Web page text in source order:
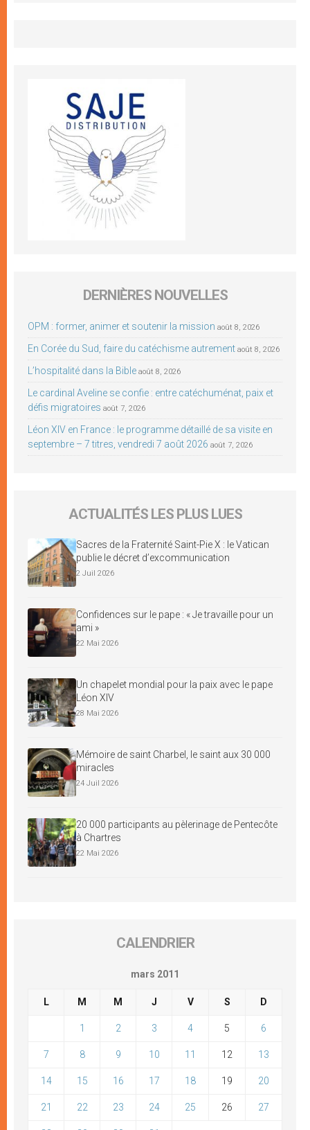
DERNIÈRES NOUVELLES
OPM : former, animer et soutenir la mission août 8, 2026
En Corée du Sud, faire du catéchisme autrement août 8, 2026
L’hospitalité dans la Bible août 8, 2026
Le cardinal Aveline se confie : entre catéchuménat, paix et
défis migratoires août 7, 2026
Léon XIV en France : le programme détaillé de sa visite en
septembre – 7 titres, vendredi 7 août 2026 août 7, 2026
ACTUALITÉS LES PLUS LUES
Sacres de la Fraternité Saint-Pie X : le Vatican
publie le décret d’excommunication
2 Juil 2026
Confidences sur le pape : « Je travaille pour un
ami »
22 Mai 2026
Un chapelet mondial pour la paix avec le pape
Léon XIV
28 Mai 2026
Mémoire de saint Charbel, le saint aux 30 000
miracles
24 Juil 2026
20 000 participants au pèlerinage de Pentecôte
à Chartres
22 Mai 2026
CALENDRIER
mars 2011
L M M J V S D
1 2 3 4 5 6
7 8 9 10 11 12 13
14 15 16 17 18 19 20
21 22 23 24 25 26 27